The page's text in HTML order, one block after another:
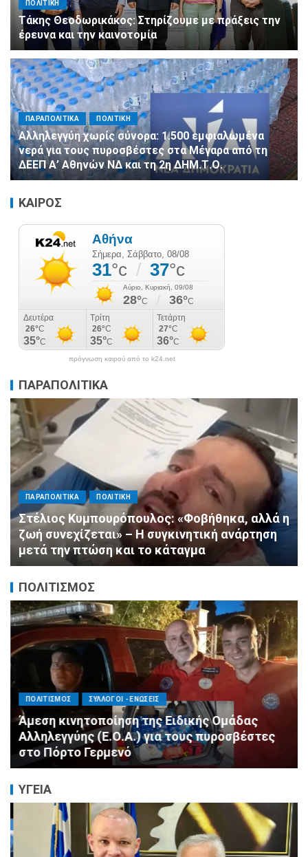
ΠΟΛΙΤΙΚΗ
Τάκης Θεοδωρικάκος: Στηρίζουμε με πράξεις την
έρευνα και την καινοτομία
ΠΑΡΑΠΟΛΙΤΙΚΑ ΠΟΛΙΤΙΚΗ
Αλληλεγγύη χωρίς σύνορα: 1.500 εμφιαλωμένα
νερά για τους πυροσβέστες στα Μέγαρα από τη
ΔΕΕΠ Α’ Αθηνών ΝΔ και τη 2η ΔΗΜ.Τ.Ο.
ΚΑΙΡΟΣ
πρόγνωση καιρού από το k24.net
ΠΑΡΑΠΟΛΙΤΙΚΑ
ΠΑΡΑΠΟΛΙΤΙΚΑ ΠΟΛΙΤΙΚΗ
Στέλιος Κυμπουρόπουλος: «Φοβήθηκα, αλλά η
ζωή συνεχίζεται» – Η συγκινητική ανάρτηση
μετά την πτώση και το κάταγμα
ΠΟΛΙΤΙΣΜΟΣ
ΠΟΛΙΤΙΣΜΟΣ ΣΥΛΛΟΓΟΙ - ΕΝΩΣΕΙΣ
Άμεση κινητοποίηση της Ειδικής Ομάδας
Αλληλεγγύης (Ε.Ο.Α.) για τους πυροσβέστες
στο Πόρτο Γερμενό
ΥΓΕΙΑ